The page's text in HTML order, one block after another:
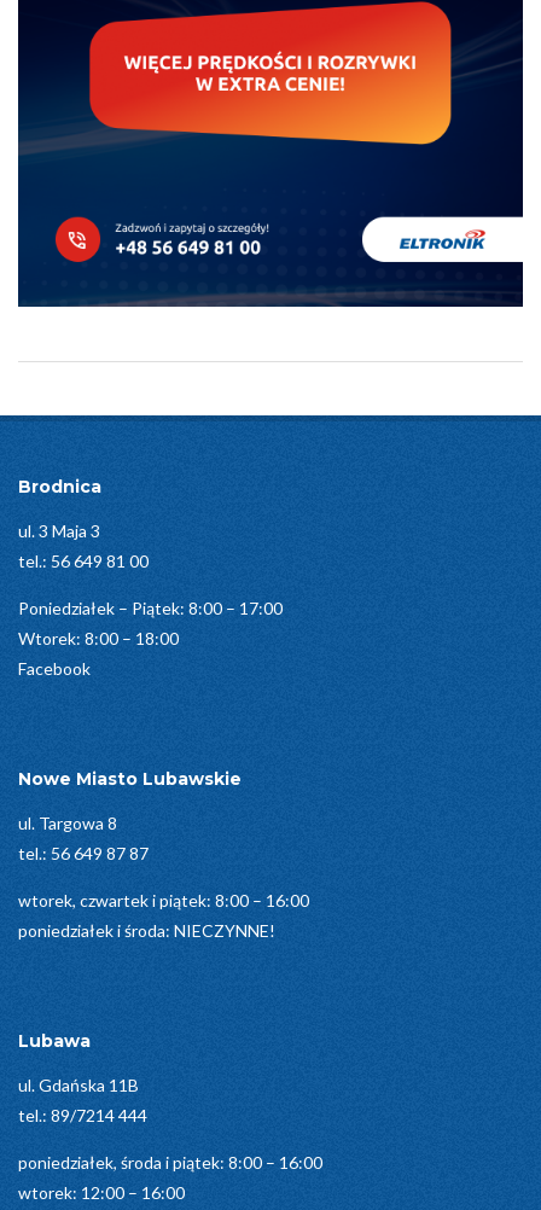
11-
Brodnica
ul. 3 Maja 3
tel.: 56 649 81 00
Poniedziałek – Piątek: 8:00 – 17:00
Wtorek: 8:00 – 18:00
Facebook
Nowe Miasto Lubawskie
ul. Targowa 8
tel.: 56 649 87 87
wtorek, czwartek i piątek: 8:00 – 16:00
poniedziałek i środa: NIECZYNNE!
Lubawa
ul. Gdańska 11B
tel.: 89/7214 444
poniedziałek, środa i piątek: 8:00 – 16:00
wtorek: 12:00 – 16:00